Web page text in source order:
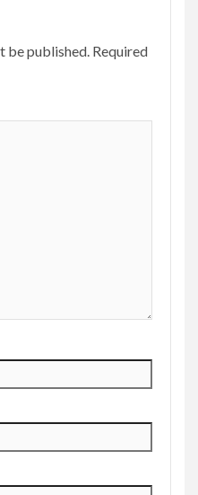
be published. Required